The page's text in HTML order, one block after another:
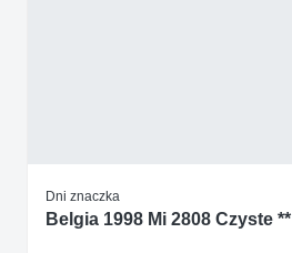
Dni znaczka
Belgia 1998 Mi 2808 Czyste **